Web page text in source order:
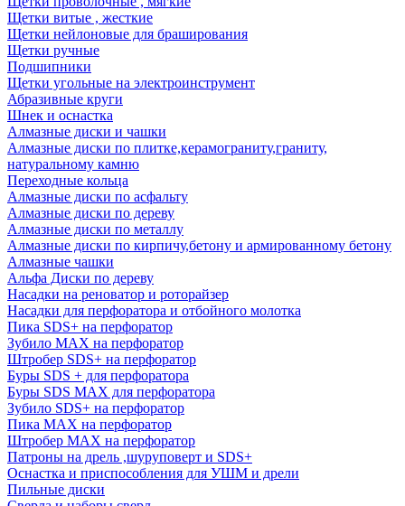
Щетки витые , жесткие
Щетки нейлоновые для браширования
Щетки ручные
Подшипники
Щетки угольные на электроинструмент
Абразивные круги
Шнек и оснастка
Алмазные диски и чашки
Алмазные диски по плитке,керамограниту,граниту,
натуральному камню
Переходные кольца
Алмазные диски по асфальту
Алмазные диски по дереву
Алмазные диски по металлу
Алмазные диски по кирпичу,бетону и армированному бетону
Алмазные чашки
Альфа Диски по дереву
Насадки на реноватор и роторайзер
Насадки для перфоратора и отбойного молотка
Пика SDS+ на перфоратор
Зубило MAX на перфоратор
Штробер SDS+ на перфоратор
Буры SDS + для перфоратора
Буры SDS MAX для перфоратора
Зубило SDS+ на перфоратор
Пика MAX на перфоратор
Штробер MAX на перфоратор
Патроны на дрель ,шуруповерт и SDS+
Оснастка и приспособления для УШМ и дрели
Пильные диски